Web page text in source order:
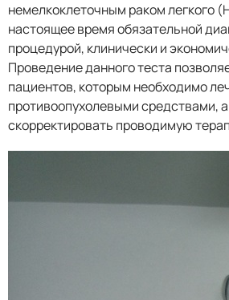
немелкоклеточным раком легкого
настоящее время обязательной
процедурой, клинически и
Проведение данного теста
пациентов, которым необходимо
противоопухолевыми средствами,
скорректировать проводимую